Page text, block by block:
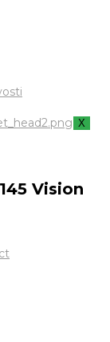
X
Vision